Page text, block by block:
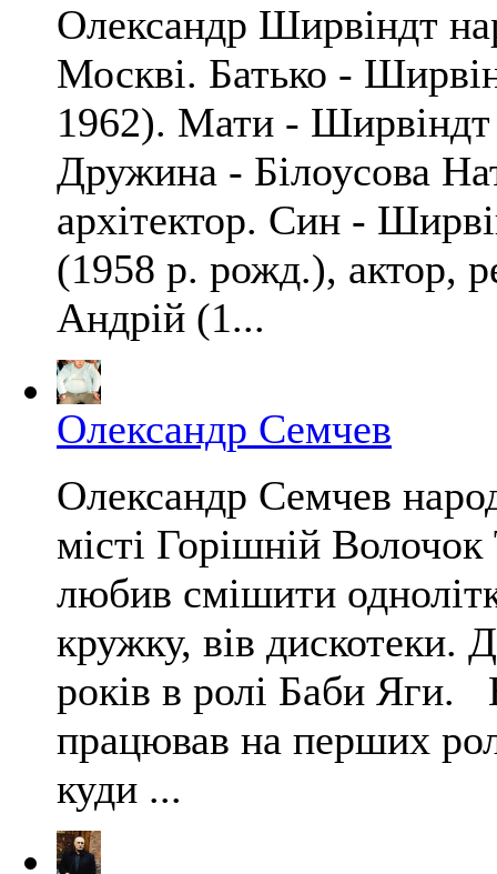
Олександр Ширвіндт
Москві. Батько -
1962). Мати - Ширвіндт
Дружина - Білоусова
архітектор. Син -
(1958 р. рожд.), актор,
Андрій (1...
Олександр Семчев
Олександр Семчев
місті Горішній Волочок
любив смішити
кружку, вів дискотеки.
років в ролі Баби Яги.
працював на перших
куди ...